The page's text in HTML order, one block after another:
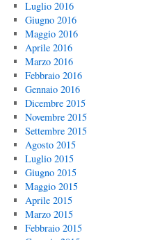
Luglio 2016
Giugno 2016
Maggio 2016
Aprile 2016
Marzo 2016
Febbraio 2016
Gennaio 2016
Dicembre 2015
Novembre 2015
Settembre 2015
Agosto 2015
Luglio 2015
Giugno 2015
Maggio 2015
Aprile 2015
Marzo 2015
Febbraio 2015